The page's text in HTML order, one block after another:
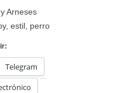
Arneses
, estil, perro
Telegram